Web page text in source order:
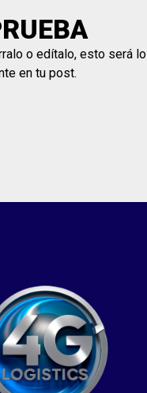
o edítalo, esto será lo
en tu post.